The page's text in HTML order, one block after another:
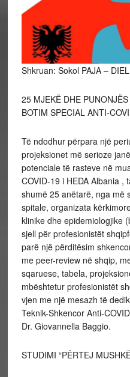
Shkruan: Sokol PAJA –
25 MJEKË DHE
BOTIM SPECIAL ANTI-
Të ndodhur përpara një
projeksionet më serioze
potenciale të rasteve në
COVID-19 i HEDA Albania ,
shumë 25 anëtarë, nga më
spitale, organizata
klinike dhe epidemiologjike
sjell për profesionistët
parë një përditësim
me peer-review në shqip,
sqaruese, tabela,
mbështetur profesionistët
vjen me një mesazh të
Teknik-Shkencor Anti-
Dr. Giovannella Baggio.
STUDIMI “PËRTEJ